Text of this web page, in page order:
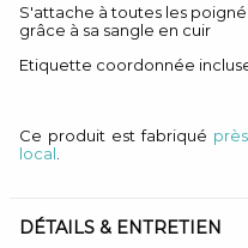
S'attache à toutes les
grâce à sa sangle en cuir
Etiquette coordonnée
Ce produit est fabriqué
local
DÉTAILS & ENTRETIEN